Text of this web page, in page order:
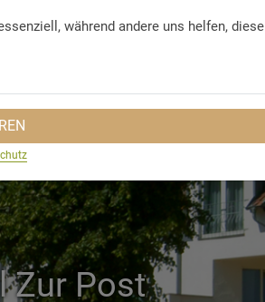
SUSTAINABILITY TRAVEL INSPIRATION
Zur Post
während andere uns helfen, diese